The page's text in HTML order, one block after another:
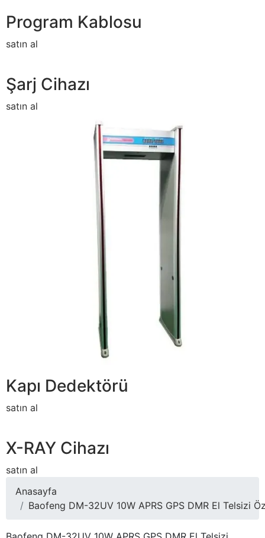
Program Kablosu
satın al
Şarj Cihazı
satın al
Kapı Dedektörü
satın al
X-RAY Cihazı
satın al
Anasayfa
Baofeng DM-32UV 10W APRS GPS DMR El Telsizi